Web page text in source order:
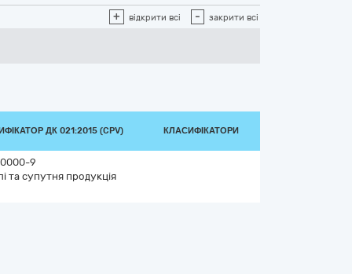
+ відкрити всі - закрити всі
ДК 021:2015 (CPV) КЛАСИФІКАТОРИ
9
та супутня продукція